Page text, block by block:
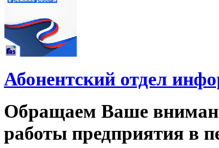
Абонентский отдел
Обращаем Ваше
работы предприятия в